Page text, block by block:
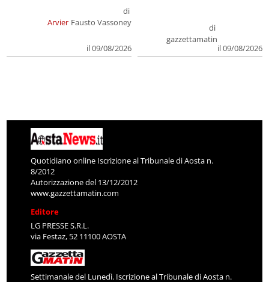
Arvier
di
Fausto Vassoney
il 09/08/2026
di
gazzettamatin
il 09/08/2026
Quotidiano online Iscrizione al Tribunale di Aosta n.
8/2012
Autorizzazione del 13/12/2012
www.gazzettamatin.com
Editore
LG PRESSE S.R.L.
via Festaz, 52 11100 AOSTA
Settimanale del Lunedì. Iscrizione al Tribunale di Aosta n.